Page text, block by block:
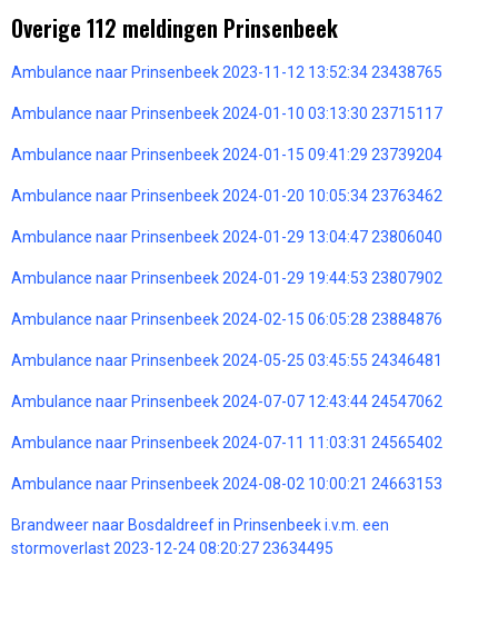
Overige 112 meldingen Prinsenbeek
Ambulance naar Prinsenbeek 2023-11-12 13:52:34 23438765
Ambulance naar Prinsenbeek 2024-01-10 03:13:30 23715117
Ambulance naar Prinsenbeek 2024-01-15 09:41:29 23739204
Ambulance naar Prinsenbeek 2024-01-20 10:05:34 23763462
Ambulance naar Prinsenbeek 2024-01-29 13:04:47 23806040
Ambulance naar Prinsenbeek 2024-01-29 19:44:53 23807902
Ambulance naar Prinsenbeek 2024-02-15 06:05:28 23884876
Ambulance naar Prinsenbeek 2024-05-25 03:45:55 24346481
Ambulance naar Prinsenbeek 2024-07-07 12:43:44 24547062
Ambulance naar Prinsenbeek 2024-07-11 11:03:31 24565402
Ambulance naar Prinsenbeek 2024-08-02 10:00:21 24663153
Brandweer naar Bosdaldreef in Prinsenbeek i.v.m. een
stormoverlast 2023-12-24 08:20:27 23634495